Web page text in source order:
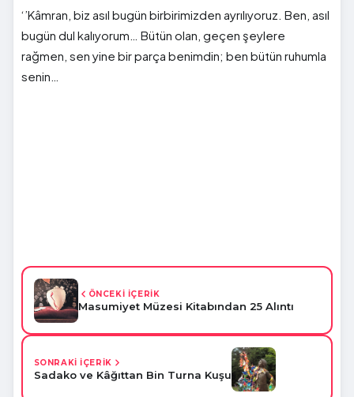
‘’Kâmran biz asıl bugün birbirimizden ayrılıyoruz. Ben, asıl
bugün dul kalıyorum… Bütün olan, geçen şeylere
rağmen, sen yine bir parça benimdin; ben bütün ruhumla
senin…
ÖNCEKİ İÇERİK
Masumiyet Müzesi Kitabından 25 Alıntı
SONRAKİ İÇERİK
Sadako ve Kâğıttan Bin Turna Kuşu